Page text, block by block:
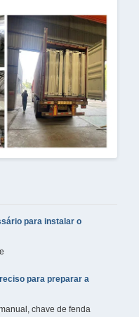
para instalar o
para preparar a
chave de fenda